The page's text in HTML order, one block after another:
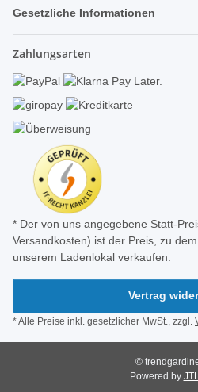
Gesetzliche Informationen
Zahlungsarten
* Der von uns angegebene Statt-
Versandkosten) ist der Preis, zu
unserem Ladenlokal verkaufen.
Vertrag
* Alle Preise inkl. gesetzlicher MwSt., zzgl.
©
Powered by